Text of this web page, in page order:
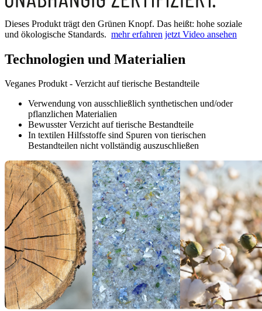
Dieses Produkt trägt den Grünen Knopf. Das heißt: hohe soziale
und ökologische Standards. mehr erfahren jetzt Video ansehen
Technologien und Materialien
Veganes Produkt - Verzicht auf tierische Bestandteile
Verwendung von ausschließlich synthetischen und/oder
pflanzlichen Materialien
Bewusster Verzicht auf tierische Bestandteile
In textilen Hilfsstoffe sind Spuren von tierischen
Bestandteilen nicht vollständig auszuschließen